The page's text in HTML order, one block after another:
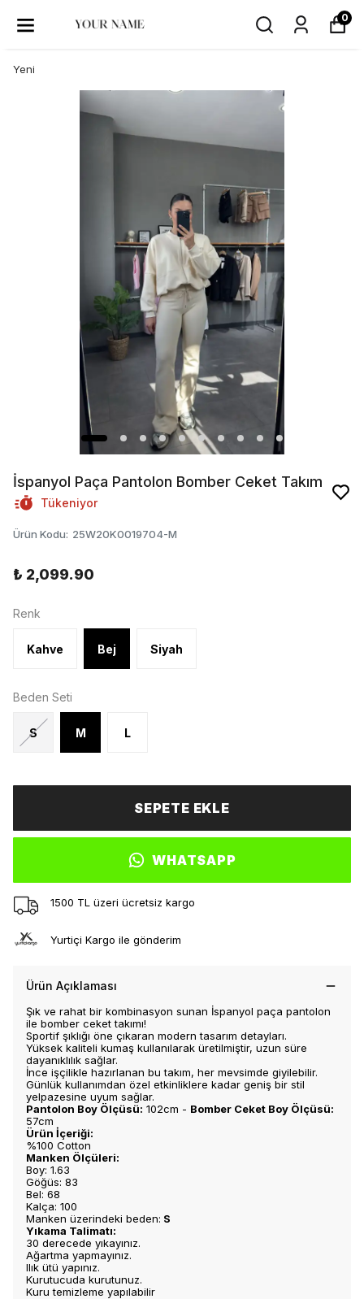
0
Yeni
İspanyol Paça Pantolon Bomber Ceket Takım
Tükeniyor
Ürün Kodu: 25W20K0019704-M
₺ 2,099.90
Renk
Kahve Bej Siyah
Beden Seti
S M L
SEPETE EKLE
WHATSAPP
1500 TL üzeri ücretsiz kargo
Yurtiçi Kargo ile gönderim
Ürün Açıklaması
Şık ve rahat bir kombinasyon sunan İspanyol paça pantolon
ile bomber ceket takımı!
Sportif şıklığı öne çıkaran modern tasarım detayları.
Yüksek kaliteli kumaş kullanılarak üretilmiştir, uzun süre
dayanıklılık sağlar.
İnce işçilikle hazırlanan bu takım, her mevsimde giyilebilir.
Günlük kullanımdan özel etkinliklere kadar geniş bir stil
yelpazesine uyum sağlar.
Pantolon Boy Ölçüsü: 102cm - Bomber Ceket Boy Ölçüsü:
57cm
Ürün İçeriği:
%100 Cotton
Manken Ölçüleri:
Boy: 1.63
Göğüs: 83
Bel: 68
Kalça: 100
Manken üzerindeki beden: S
Yıkama Talimatı:
30 derecede yıkayınız.
Ağartma yapmayınız.
Ilık ütü yapınız.
Kurutucuda kurutunuz.
Kuru temizleme yapılabilir